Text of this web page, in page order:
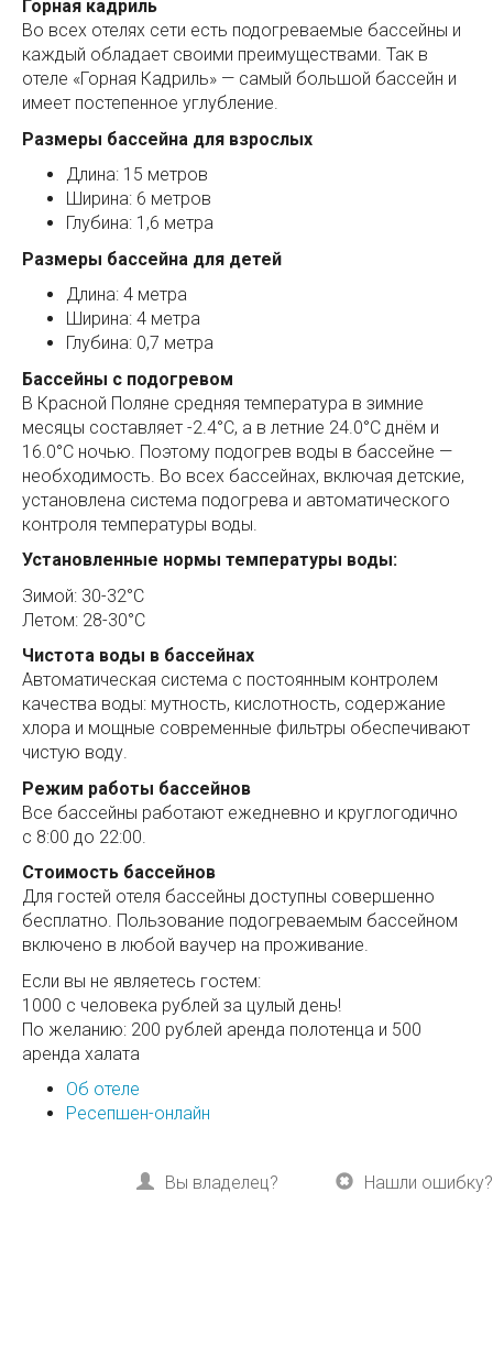
Горная кадриль
Во всех отелях сети есть подогреваемые бассейны и
каждый обладает своими преимуществами. Так в
отеле «Горная Кадриль» — самый большой бассейн и
имеет постепенное углубление.
Размеры бассейна для взрослых
Длина: 15 метров
Ширина: 6 метров
Глубина: 1,6 метра
Размеры бассейна для детей
Длина: 4 метра
Ширина: 4 метра
Глубина: 0,7 метра
Бассейны с подогревом
В Красной Поляне средняя температура в зимние
месяцы составляет -2.4°C, а в летние 24.0°С днём и
16.0°С ночью. Поэтому подогрев воды в бассейне —
необходимость. Во всех бассейнах, включая детские,
установлена система подогрева и автоматического
контроля температуры воды.
Установленные нормы температуры воды:
Зимой: 30-32°С
Летом: 28-30°С
Чистота воды в бассейнах
Автоматическая система с постоянным контролем
качества воды: мутность, кислотность, содержание
хлора и мощные современные фильтры обеспечивают
чистую воду.
Режим работы бассейнов
Все бассейны работают ежедневно и круглогодично
с 8:00 до 22:00.
Стоимость бассейнов
Для гостей отеля бассейны доступны совершенно
бесплатно. Пользование подогреваемым бассейном
включено в любой ваучер на проживание.
Если вы не являетесь гостем:
1000 с человека рублей за цулый день!
По желанию: 200 рублей аренда полотенца и 500
аренда халата
Об отеле
Ресепшен-онлайн
Вы владелец? Нашли ошибку?